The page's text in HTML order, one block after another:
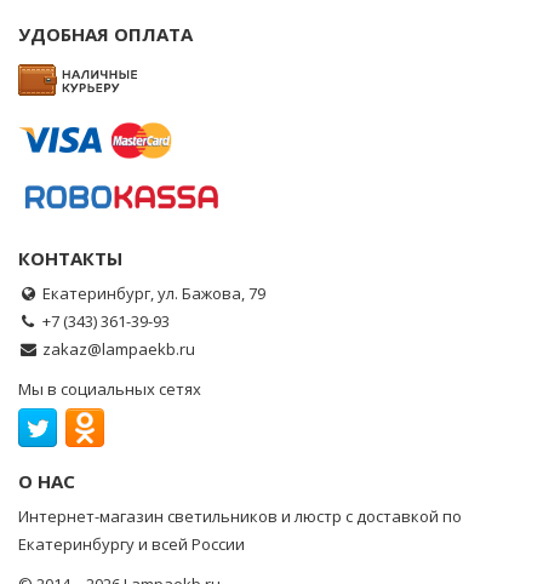
УДОБНАЯ ОПЛАТА
КОНТАКТЫ
Екатеринбург, ул. Бажова, 79
+7 (343) 361-39-93
zakaz@lampaekb.ru
Мы в социальных сетях
О НАС
Интернет-магазин светильников и люстр с доставкой по
Екатеринбургу и всей России